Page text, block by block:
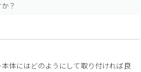
？
体にはどのようにして取り付ければ良